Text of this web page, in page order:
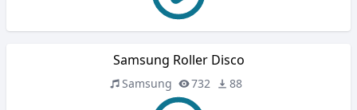
Samsung Roller Disco
Samsung 732 88